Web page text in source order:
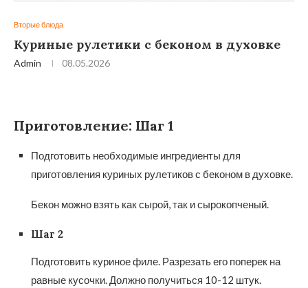
Вторые блюда
Куриные рулетики с беконом в духовке
Admin 08.05.2026
Приготовление: Шаг 1
Подготовить необходимые ингредиенты для
приготовления куриных рулетиков с беконом в духовке.
Бекон можно взять как сырой, так и сырокопченый.
Шаг 2
Подготовить куриное филе. Разрезать его поперек на
равные кусочки. Должно получиться 10-12 штук.